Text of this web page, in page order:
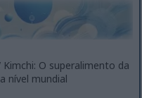
Kimchi: O superalimento da
nível mundial